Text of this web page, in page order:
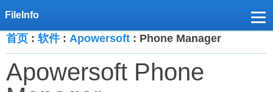
首页 : 软件: Apowersoft : Phone Manager
Apowersoft Phone